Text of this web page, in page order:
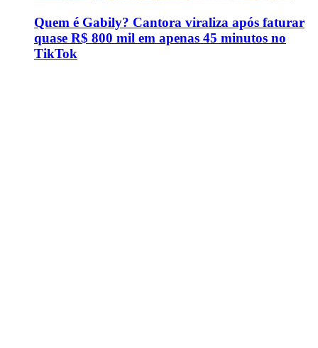
Quem é Gabily? Cantora viraliza após faturar
quase R$ 800 mil em apenas 45 minutos no
TikTok